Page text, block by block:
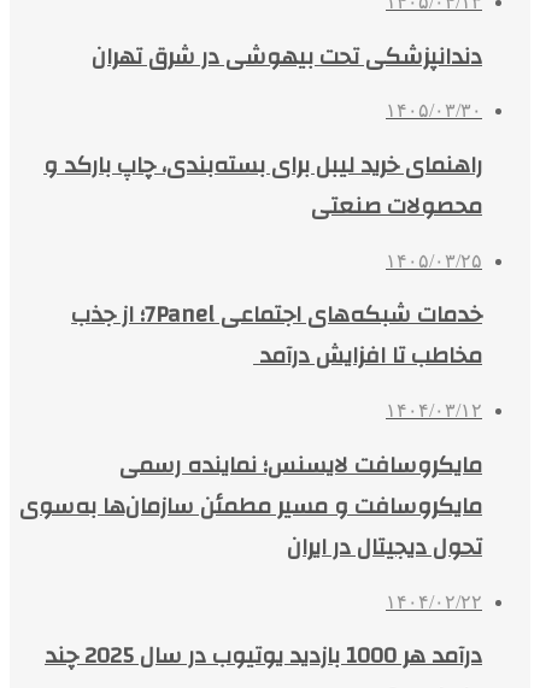
دندانپزشکی تحت بیهوشی در شرق تهران
۱۴۰۵/۰۳/۳۰
راهنمای خرید لیبل برای بسته‌بندی، چاپ بارکد و
محصولات صنعتی
۱۴۰۵/۰۳/۲۵
خدمات شبکه‌های اجتماعی 7Panel؛ از جذب
مخاطب تا افزایش درآمد
۱۴۰۴/۰۳/۱۲
مایکروسافت لایسنس؛ نماینده رسمی
مایکروسافت و مسیر مطمئن سازمان‌ها به‌سوی
تحول دیجیتال در ایران
۱۴۰۴/۰۲/۲۲
درآمد هر 1000 بازدید یوتیوب در سال 2025 چند